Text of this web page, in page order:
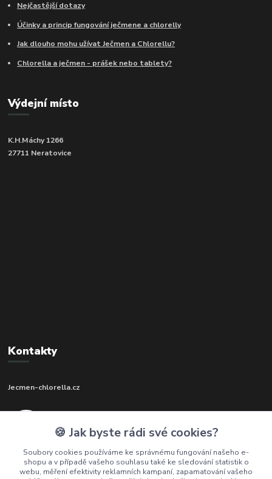
Nejčastější dotazy
Účinky a princip fungování ječmene a chlorelly
Jak dlouho mohu užívat Ječmen a Chlorellu?
Chlorella a ječmen - prášek nebo tablety?
Výdejní místo
K.H.Máchy 1266
27711 Neratovice
Kontakty
Jecmen-chlorella.cz
(Po-Pá, 9-17 hod.)
info@jecmen-chlorella.cz
🍪 Jak byste rádi své cookies?
Soubory cookies používáme ke správnému fungování našeho e-
shopu a v případě vašeho souhlasu také ke sledování statistik o
webu, měření efektivity reklamních kampaní, zapamatování vašeho